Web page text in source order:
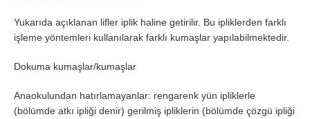
Yukarıda açıklanan lifler iplik haline getirilir. Bu ipliklerden farklı
işleme yöntemleri kullanılarak farklı kumaşlar yapılabilmektedir.
Dokuma kumaşlar/kumaşlar
Anaokulundan hatırlamayanlar: rengarenk yün ipliklerle
(bölümde atkı ipliği denir) gerilmiş ipliklerin (bölümde çözgü ipliği